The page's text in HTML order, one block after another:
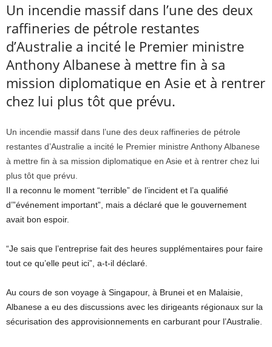
Un incendie massif dans l’une des deux
raffineries de pétrole restantes
d’Australie a incité le Premier ministre
Anthony Albanese à mettre fin à sa
mission diplomatique en Asie et à rentrer
chez lui plus tôt que prévu.
Un incendie massif dans l’une des deux raffineries de pétrole
restantes d’Australie a incité le Premier ministre Anthony Albanese
à mettre fin à sa mission diplomatique en Asie et à rentrer chez lui
plus tôt que prévu.
Il a reconnu le moment “terrible” de l’incident et l’a qualifié
d’”événement important”, mais a déclaré que le gouvernement
avait bon espoir.
“Je sais que l’entreprise fait des heures supplémentaires pour faire
tout ce qu’elle peut ici”, a-t-il déclaré.
Au cours de son voyage à Singapour, à Brunei et en Malaisie,
Albanese a eu des discussions avec les dirigeants régionaux sur la
sécurisation des approvisionnements en carburant pour l’Australie.